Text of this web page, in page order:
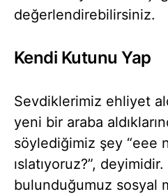
değerlendirebilirsiniz.
Kendi Kutunu Yap
Sevdiklerimiz ehliyet
yeni bir araba
söylediğimiz şey “eee
ıslatıyoruz?”,
bulunduğumuz sosyal